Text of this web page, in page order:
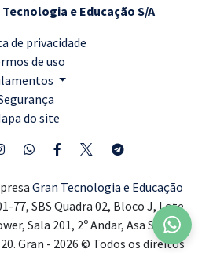
Tecnologia e Educação S/A
de privacidade
de uso
do site
Gran Tecnologia e Educação
77, SBS Quadra 02, Bloco J, Lote
Sala 201, 2º Andar, Asa Sul,
Gran - 2026 © Todos os direitos